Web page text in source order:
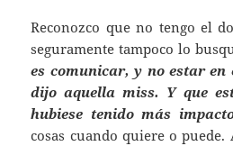
Reconozco que no tengo el
seguramente tampoco lo
es comunicar, y no estar en
dijo aquella miss. Y que
hubiese tenido más
cosas cuando quiere o